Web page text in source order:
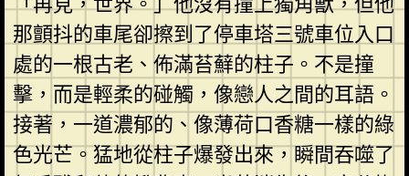
那顫抖的車尾卻擦到了停車塔三號車位入口
處的一根古老、佈滿苔蘚的柱子。不是撞
擊，而是輕柔的碰觸，像戀人之間的耳語。
接著，一道濃郁的、像薄荷口香糖一樣的綠
色光芒。猛地從柱子爆發出來，瞬間吞噬了